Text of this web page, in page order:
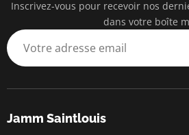
Inscrivez-vous pour recevoir nos
dans votre boîte
Jamm Saintlouis